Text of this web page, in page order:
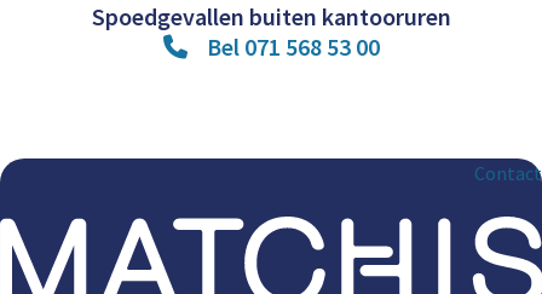
Spoedgevallen buiten kantooruren
Bel 071 568 53 00
Contact